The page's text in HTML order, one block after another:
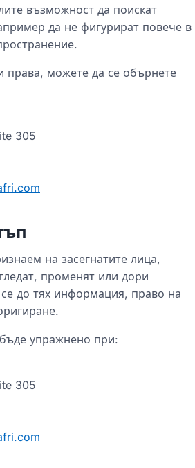
възможност да поискат
да не фигурират повече в
права, можете да се обърнете
305
на засегнатите лица,
променят или дори
до тях информация, право на
упражнено при:
305